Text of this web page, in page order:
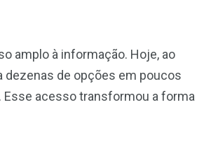
amplo à informação. Hoje, ao
dezenas de opções em poucos
acesso transformou a forma